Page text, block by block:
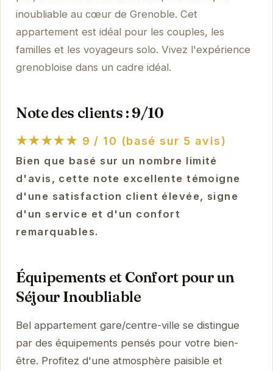
inoubliable au cœur de Grenoble. Cet
appartement est idéal pour les couples, les
familles et les voyageurs solo. Vivez l'expérience
grenobloise dans un cadre idéal.
Note des clients : 9/10
★★★★★ 9 / 10 (basé sur 5 avis)
Bien que basé sur un nombre limité
d'avis, cette note excellente témoigne
d'une satisfaction client élevée, signe
d'un service et d'un confort
remarquables.
Équipements et Confort pour un
Séjour Inoubliable
Bel appartement gare/centre-ville se distingue
par des équipements pensés pour votre bien-
être. Profitez d'une atmosphère paisible et